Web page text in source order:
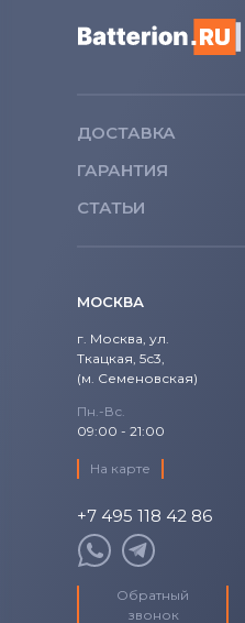
ДОСТАВКА
ГАРАНТИЯ
СТАТЬИ
МОСКВА
г. Москва, ул.
Ткацкая, 5с3,
(м. Семеновская)
Пн.-Вс.
09:00 - 21:00
На карте
+7 495 118 42 86
Обратный
звонок